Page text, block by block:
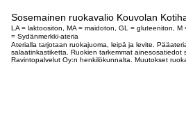
Sosemainen ruokavalio Kouvolan
LA = laktoositon, MA = maidoton, GL = gluteeniton,
= Sydänmerkki-ateria
Aterialla tarjotaan ruokajuoma, leipä ja levite.
salaatinkastiketta. Ruokien tarkemmat ainesosatiedot
Ravintopalvelut Oy:n henkilökunnalta. Muutokset